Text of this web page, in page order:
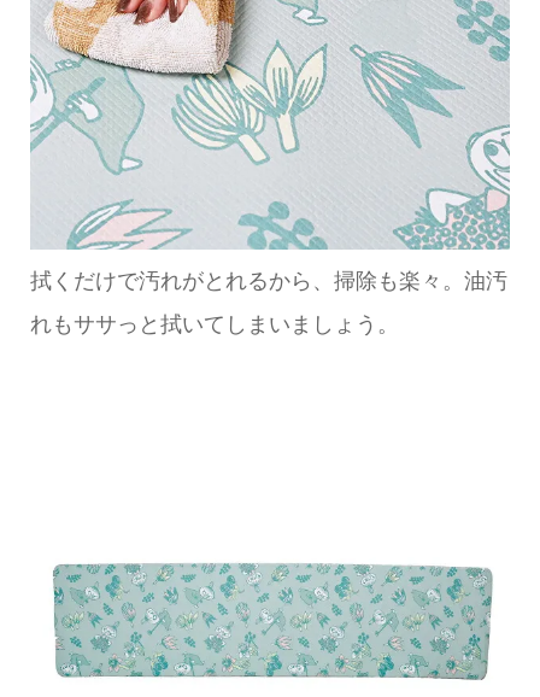
拭くだけで汚れがとれるから、掃除も楽々。油汚
れもササっと拭いてしまいましょう。